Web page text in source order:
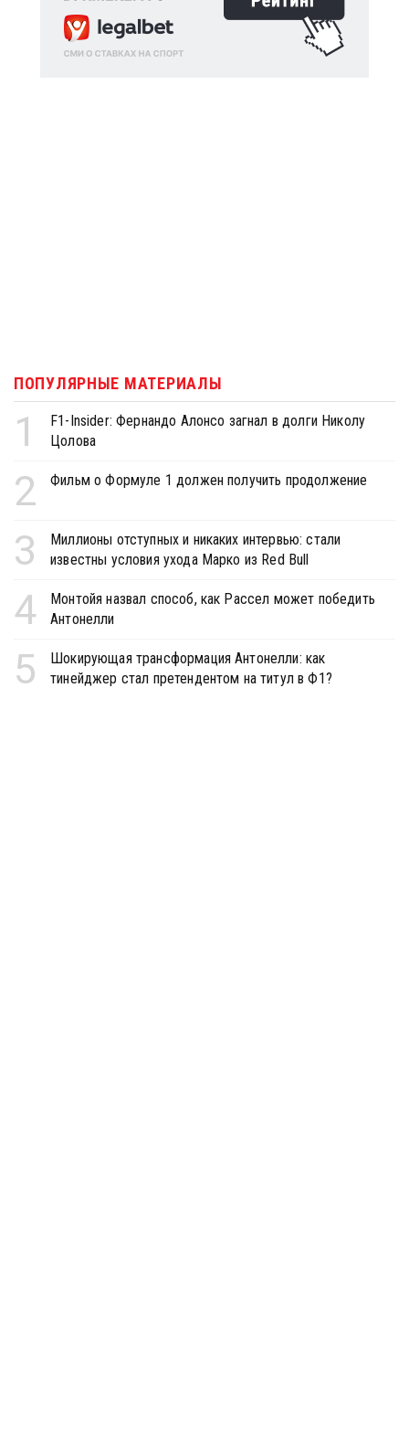
ПОПУЛЯРНЫЕ МАТЕРИАЛЫ
1
F1-Insider: Фернандо Алонсо загнал в долги Николу
Цолова
2 Фильм о Формуле 1 должен получить продолжение
3
Миллионы отступных и никаких интервью: стали
известны условия ухода Марко из Red Bull
4
Монтойя назвал способ, как Рассел может победить
Антонелли
5
Шокирующая трансформация Антонелли: как
тинейджер стал претендентом на титул в Ф1?